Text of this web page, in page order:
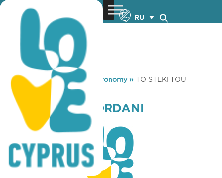
RU
You are here: Home »Gastronomy» TO STEKI TOU
IORDANI
TO STEKI TOU IORDANI